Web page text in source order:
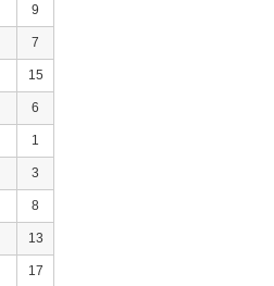
9
7
15
6
1
3
8
13
17